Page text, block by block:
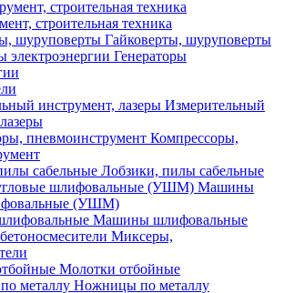
строительная техника
Гайковерты, шуруповерты
Генераторы
Измерительный
Компрессоры,
Лобзики, пилы сабельные
Машины
(УШМ)
Машины шлифовальные
Миксеры,
Молотки отбойные
Ножницы по металлу